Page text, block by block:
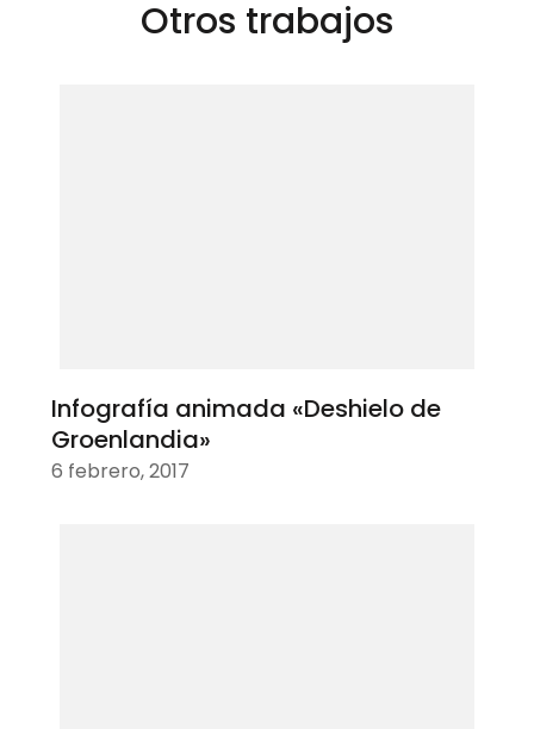
Otros trabajos
Infografía animada «Deshielo de
Groenlandia»
6 febrero, 2017